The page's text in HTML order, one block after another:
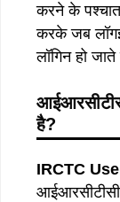
करने के पश्चात
करके जब
लॉगिन हो जाते
है?
IRCTC